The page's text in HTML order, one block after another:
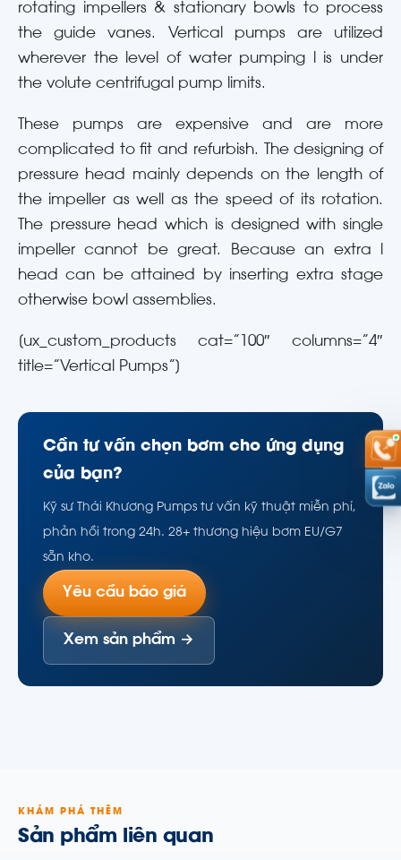
rotating impellers & stationary bowls to process
the guide vanes. Vertical pumps are utilized
wherever the level of water pumping l is under
the volute centrifugal pump limits.
These pumps are expensive and are more
complicated to fit and refurbish. The designing of
pressure head mainly depends on the length of
the impeller as well as the speed of its rotation.
The pressure head which is designed with single
impeller cannot be great. Because an extra l
head can be attained by inserting extra stage
otherwise bowl assemblies.
[ux_custom_products cat=”100″ columns=”4″
title=”Vertical Pumps”]
Cần tư vấn chọn bơm cho ứng dụng
của bạn?
Kỹ sư Thái Khương Pumps tư vấn kỹ thuật miễn phí,
phản hồi trong 24h. 28+ thương hiệu bơm EU/G7
sẵn kho.
Yêu cầu báo giá
Xem sản phẩm →
KHÁM PHÁ THÊM
Sản phẩm liên quan